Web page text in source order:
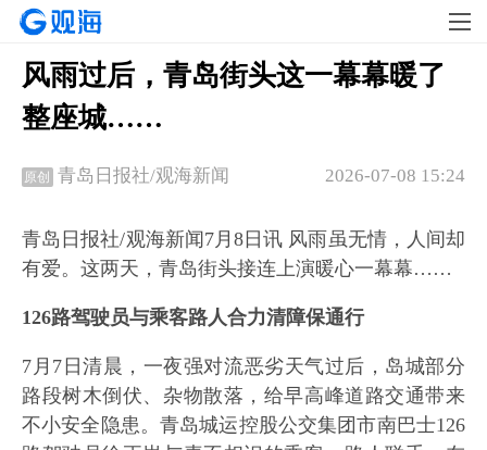
风雨过后，青岛街头这一幕幕暖了
整座城……
原创 2026-07-08 15:24
青岛日报社/观海新闻
青岛日报社/观海新闻7月8日讯 风雨虽无情，人间却
有爱。这两天，青岛街头接连上演暖心一幕幕……
126路驾驶员与乘客路人合力清障保通行
7月7日清晨，一夜强对流恶劣天气过后，岛城部分
路段树木倒伏、杂物散落，给早高峰道路交通带来
不小安全隐患。青岛城运控股公交集团市南巴士126